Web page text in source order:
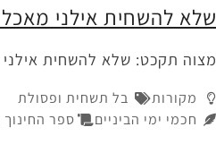
שלא להשחית אילני
מצוה תקכט: שלא להשחית
מקורות
בל תשחית ופסולת
חכמי ימי הביניים
ספר החינוך